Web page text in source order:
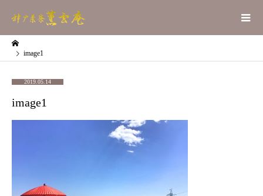
image1
2019.05.14
image1